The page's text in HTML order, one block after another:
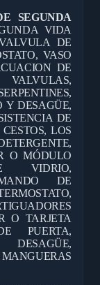
SEGUNDA
VIDA
DE
VASO
DE
Y DESAGÜE,
DE
LOS
O MÓDULO
VIDRIO,
DE
O TARJETA
PUERTA,